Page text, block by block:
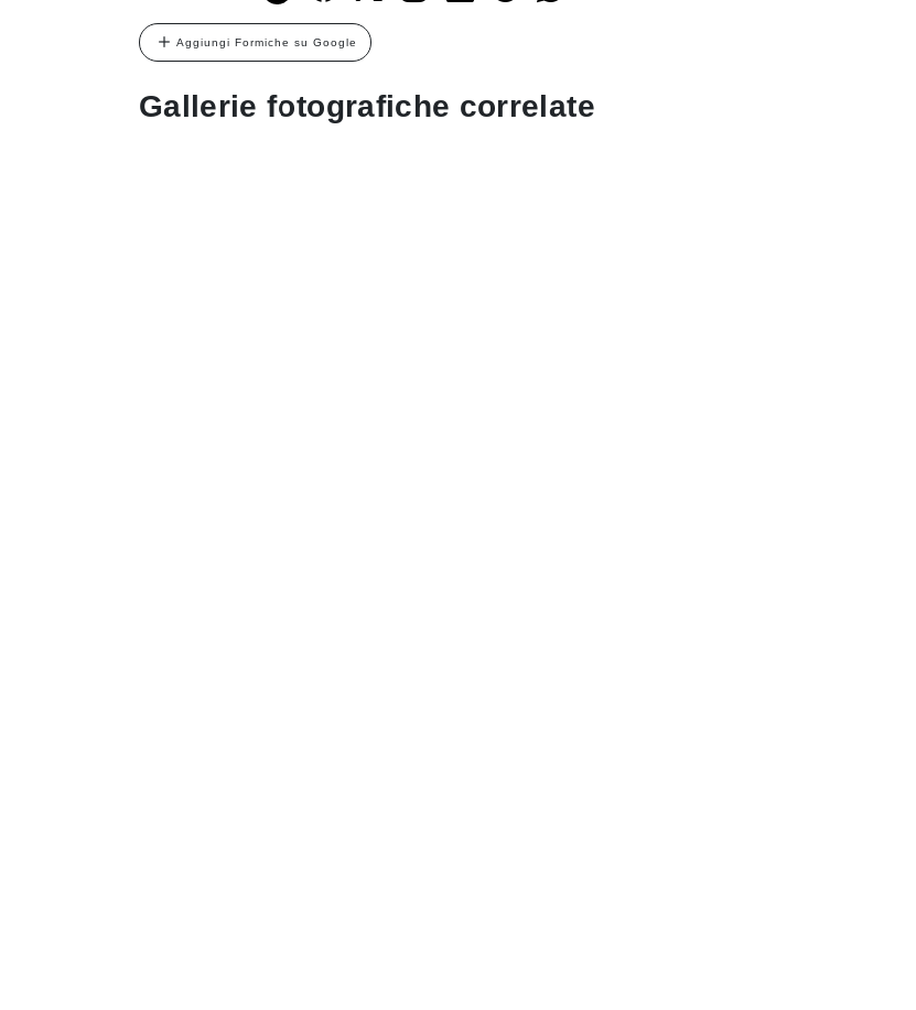
Aggiungi Formiche su Google
Gallerie fotografiche correlate